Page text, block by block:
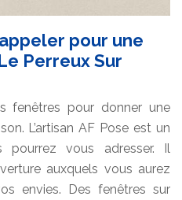
appeler pour une
Perreux Sur
fenêtres pour donner une
L’artisan AF Pose est un
pourrez vous adresser. Il
auxquels vous aurez
envies. Des fenêtres sur